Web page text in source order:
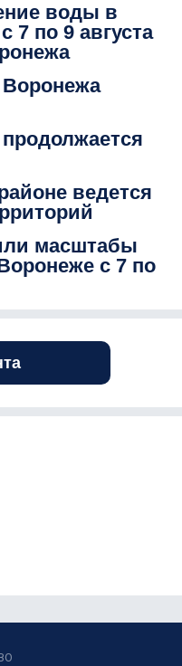
воды в
7 по 9 августа
ведется
масштабы
с 7 по